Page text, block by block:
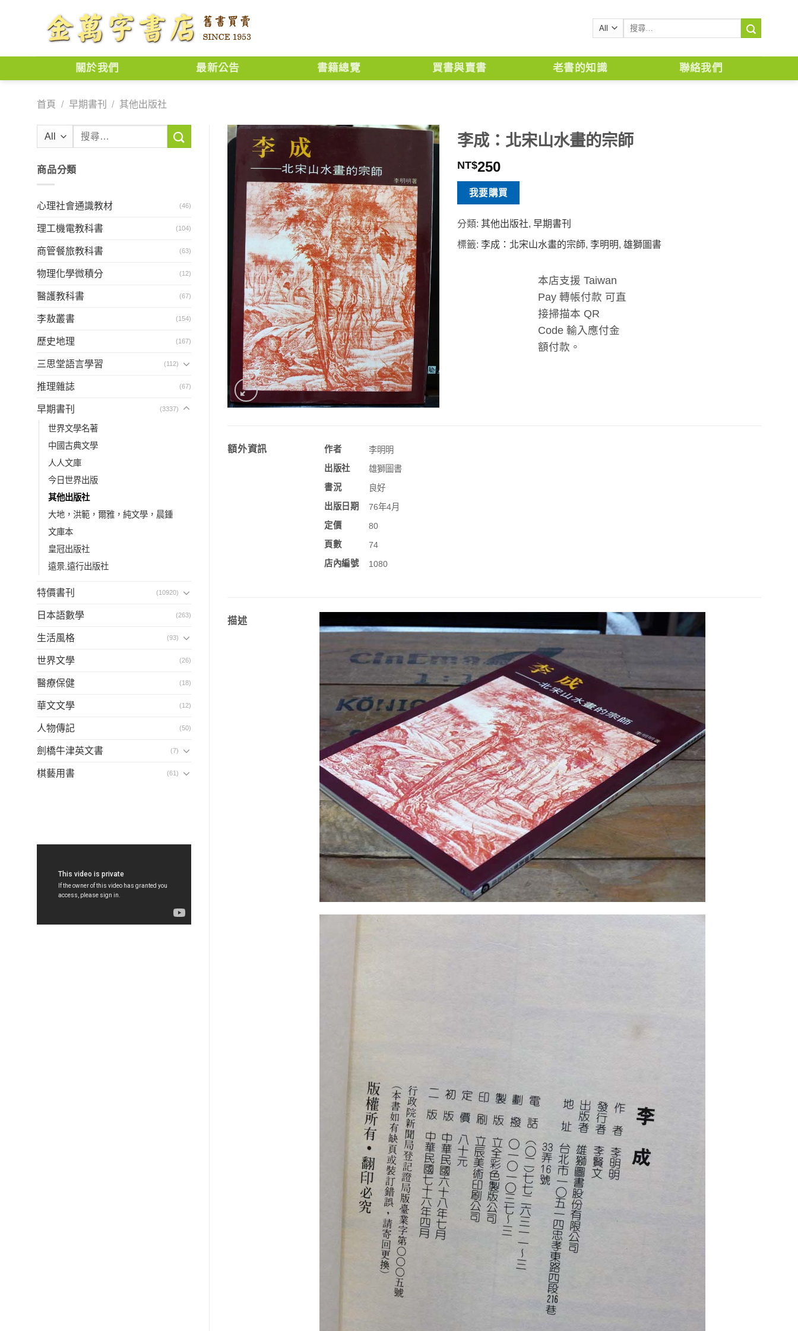
搜
鍵
關於我們 最新公告 書籍總覽 買書與賣書 老書的知識 聯絡我們
首頁 / 早期書刊 / 其他出版社
鍵
商品分類
心理社會通識教材 (46)
理工機電教科書 (104)
商管餐旅教科書 (63)
物理化學微積分 (12)
醫護教科書 (67)
李敖叢書 (154)
歷史地理 (167)
三思堂語言學習 (112)
推理雜誌 (67)
早期書刊 (3337)
世界文學名著
中國古典文學
人人文庫
今日世界出版
其他出版社
大地，洪範，爾雅，純文學，晨鍾
文庫本
皇冠出版社
遠景,遠行出版社
特價書刊 (10920)
日本語數學 (263)
生活風格 (93)
世界文學 (26)
醫療保健 (18)
華文文學 (12)
人物傳記 (50)
劍橋牛津英文書 (7)
棋藝用書 (61)
李成：北宋山水畫的宗師
NT$250
我要購買
分類:其他出版社,早期書刊
標籤:李成：北宋山水畫的宗師,李明明,雄獅圖書
本店支援 Taiwan
Pay 轉帳付款 可直
接掃描本 QR
Code 輸入應付金
額付款。
額外資訊 作者
李明明
出版社
雄獅圖書
書況
良好
出版日期
76年4月
定價
80
頁數
74
店內編號
1080
描述